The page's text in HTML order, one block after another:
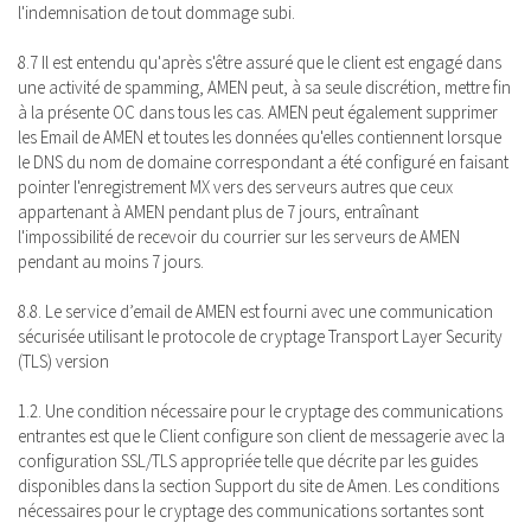
l'indemnisation de tout dommage subi.
8.7 Il est entendu qu'après s'être assuré que le client est engagé dans
une activité de spamming, AMEN peut, à sa seule discrétion, mettre fin
à la présente OC dans tous les cas. AMEN peut également supprimer
les Email de AMEN et toutes les données qu'elles contiennent lorsque
le DNS du nom de domaine correspondant a été configuré en faisant
pointer l'enregistrement MX vers des serveurs autres que ceux
appartenant à AMEN pendant plus de 7 jours, entraînant
l'impossibilité de recevoir du courrier sur les serveurs de AMEN
pendant au moins 7 jours.
8.8. Le service d’email de AMEN est fourni avec une communication
sécurisée utilisant le protocole de cryptage Transport Layer Security
(TLS) version
1.2. Une condition nécessaire pour le cryptage des communications
entrantes est que le Client configure son client de messagerie avec la
configuration SSL/TLS appropriée telle que décrite par les guides
disponibles dans la section Support du site de Amen. Les conditions
nécessaires pour le cryptage des communications sortantes sont